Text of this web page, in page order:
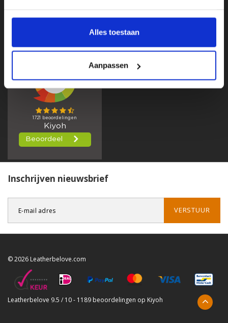
Alles toestaan
Aanpassen
Inschrijven nieuwsbrief
VERSTUUR
© 2026 Leatherbelove.com
Leatherbelove 9.5 / 10- 1189 beoordelingen op Kiyoh